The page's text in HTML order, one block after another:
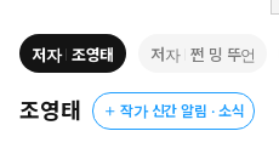
저자 조영태 저자 쩐 밍 뚜언
조영태 작가 신간 알림 · 소식